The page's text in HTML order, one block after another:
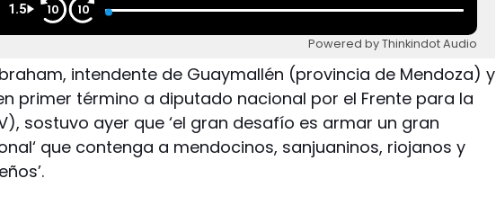
1.5 10 10
Powered by Thinkindot Audio
intendente de Guaymallén (provincia de Mendoza) y
primer término a diputado nacional por el Frente para la
sostuvo ayer que ‘el gran desafío es armar un gran
que contenga a mendocinos, sanjuaninos, riojanos y